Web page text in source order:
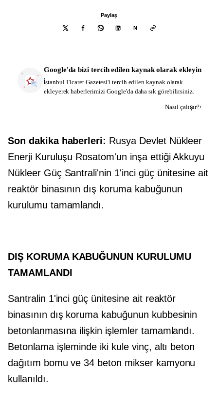
Paylaş
N
Google'da bizi tercih edilen kaynak olarak ekleyin
İstanbul Ticaret Gazetesi'i tercih edilen kaynak olarak
ekleyerek haberlerimizi Google'da daha sık görebilirsiniz.
Nasıl çalışır?›
Son dakika haberleri: Rusya Devlet Nükleer
Enerji Kuruluşu Rosatom'un inşa ettiği Akkuyu
Nükleer Güç Santrali'nin 1'inci güç ünitesine ait
reaktör binasının dış koruma kabuğunun
kurulumu tamamlandı.
DIŞ KORUMA KABUĞUNUN KURULUMU
TAMAMLANDI
Santralin 1'inci güç ünitesine ait reaktör
binasının dış koruma kabuğunun kubbesinin
betonlanmasına ilişkin işlemler tamamlandı.
Betonlama işleminde iki kule vinç, altı beton
dağıtım bomu ve 34 beton mikser kamyonu
kullanıldı.